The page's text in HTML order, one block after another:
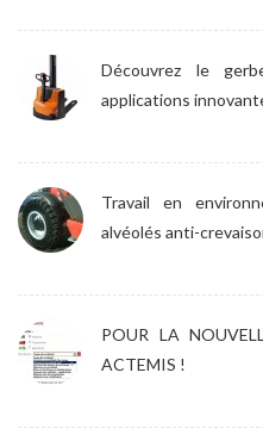
Découvrez le
applications
Travail en
alvéolés anti-
POUR LA
ACTEMIS !